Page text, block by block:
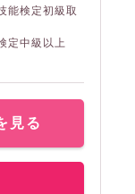
検定初級取
定中級以上
見る